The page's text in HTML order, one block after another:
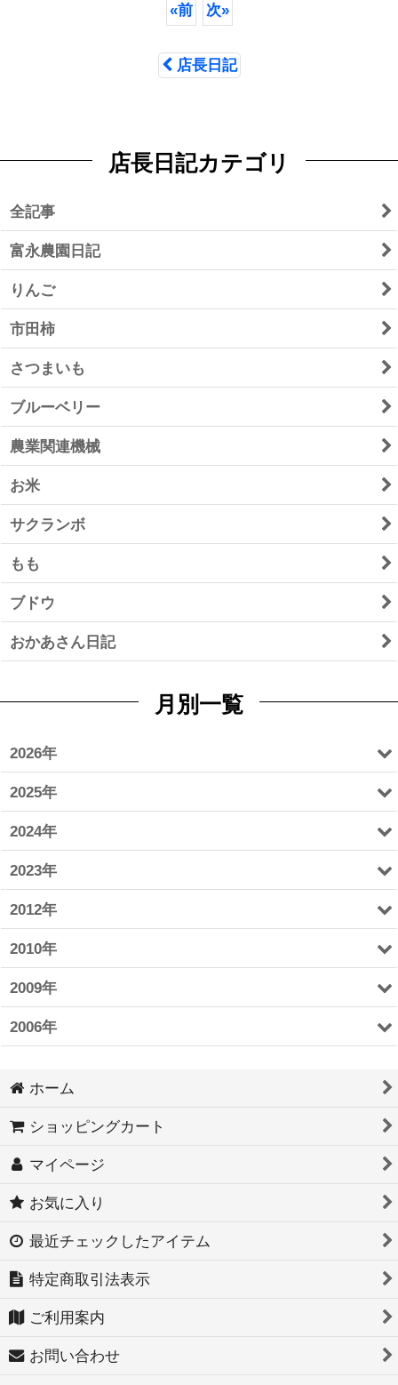
«前 次»
店長日記
店長日記カテゴリ
全記事
富永農園日記
りんご
市田柿
さつまいも
ブルーベリー
農業関連機械
お米
サクランボ
もも
ブドウ
おかあさん日記
月別一覧
2026年
2025年
2024年
2023年
2012年
2010年
2009年
2006年
ホーム
ショッピングカート
マイページ
お気に入り
最近チェックしたアイテム
特定商取引法表示
ご利用案内
お問い合わせ